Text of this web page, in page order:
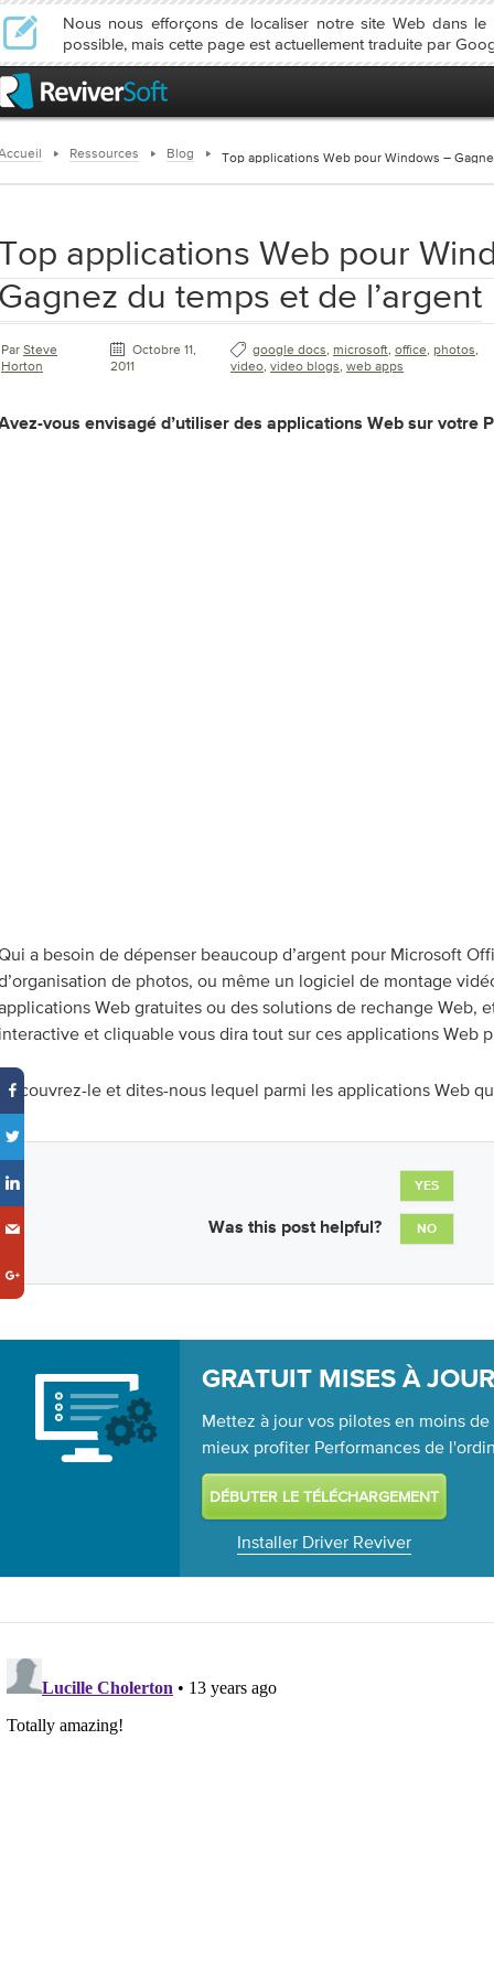
Nous nous efforçons de localiser notre site Web dans
possible, mais cette page est actuellement traduite par
Ressources Blog Top applications Web pour Windows –
applications Web pour
du temps et de l’argent
Par Steve
Horton
Octobre 11,
2011
google docs, microsoft, office, photos,
video, video blogs, web apps
vous envisagé d’utiliser des applications Web sur votre
a besoin de dépenser beaucoup d’argent pour Microsoft
de photos, ou même un logiciel de montage
Web gratuites ou des solutions de rechange Web,
et cliquable vous dira tout sur ces applications Web
le et dites-nous lequel parmi les applications Web
Was this post helpful?
YES
NO
GRATUIT MISES À
Mettez à jour vos pilotes en moins
mieux profiter Performances de
Installer Driver Reviver